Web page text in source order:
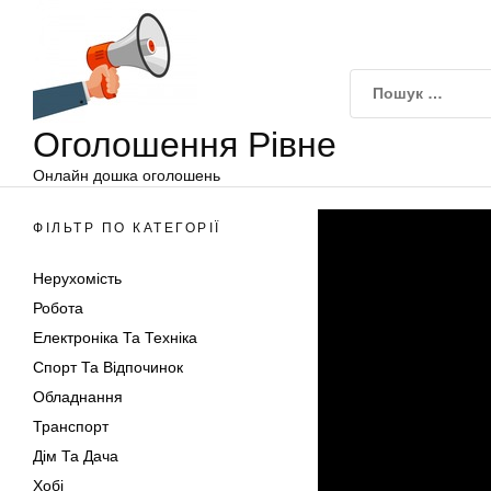
Оголошення Рівне
Онлайн дошка оголошень
ФІЛЬТР ПО КАТЕГОРІЇ
Нерухомість
Робота
Електроніка Та Техніка
Спорт Та Відпочинок
Обладнання
Транспорт
Дім Та Дача
Хобі